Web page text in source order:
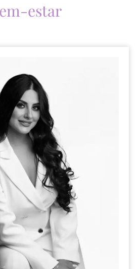
estar